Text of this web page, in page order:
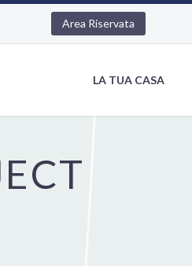
Area Riservata
LA TUA CASA